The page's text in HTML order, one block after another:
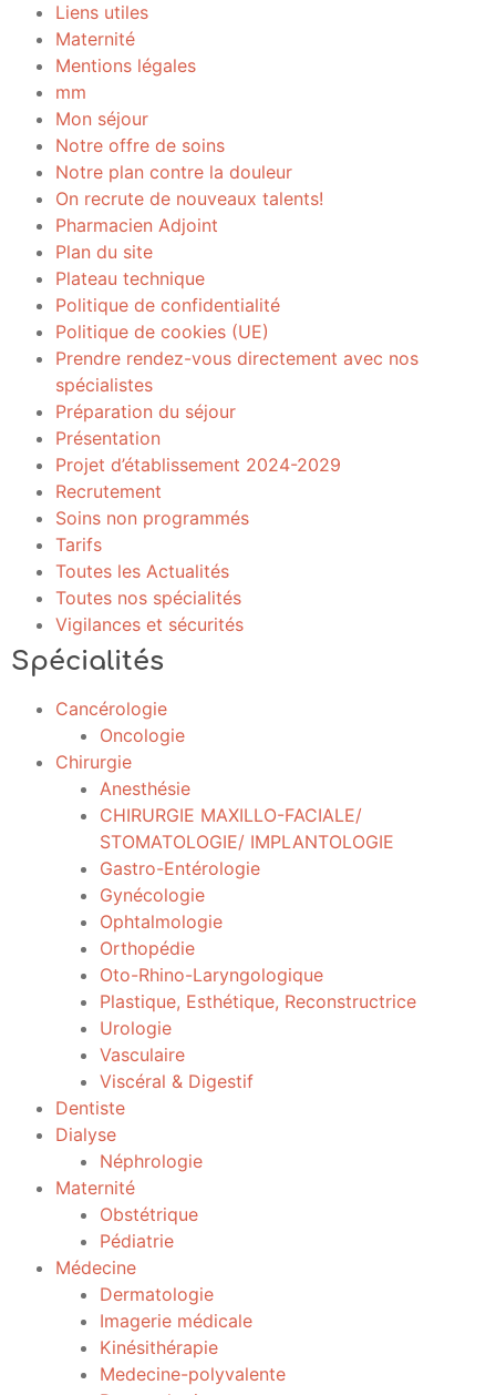
Liens utiles
Maternité
Mentions légales
mm
Mon séjour
Notre offre de soins
Notre plan contre la douleur
On recrute de nouveaux talents!
Pharmacien Adjoint
Plan du site
Plateau technique
Politique de confidentialité
Politique de cookies (UE)
Prendre rendez-vous directement avec nos
spécialistes
Préparation du séjour
Présentation
Projet d’établissement 2024-2029
Recrutement
Soins non programmés
Tarifs
Toutes les Actualités
Toutes nos spécialités
Vigilances et sécurités
Spécialités
Cancérologie
Oncologie
Chirurgie
Anesthésie
CHIRURGIE MAXILLO-FACIALE/
STOMATOLOGIE/ IMPLANTOLOGIE
Gastro-Entérologie
Gynécologie
Ophtalmologie
Orthopédie
Oto-Rhino-Laryngologique
Plastique, Esthétique, Reconstructrice
Urologie
Vasculaire
Viscéral & Digestif
Dentiste
Dialyse
Néphrologie
Maternité
Obstétrique
Pédiatrie
Médecine
Dermatologie
Imagerie médicale
Kinésithérapie
Medecine-polyvalente